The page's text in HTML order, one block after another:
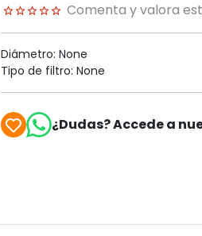
Comenta y valora
Diámetro: None
Tipo de filtro: None
¿Dudas? Accede a